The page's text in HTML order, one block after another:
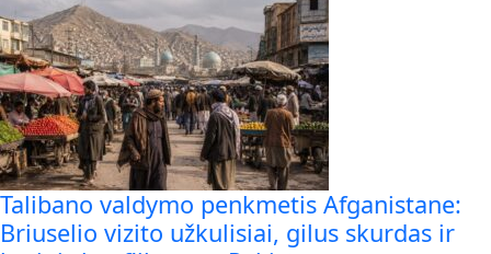
Talibano valdymo penkmetis Afganistane:
Briuselio vizito užkulisiai, gilus skurdas ir